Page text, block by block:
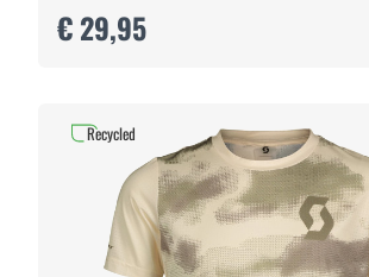
€ 29,95
Recycled